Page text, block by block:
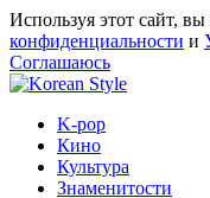
Используя этот сайт, вы
конфиденциальности и
Соглашаюсь
K-pop
Кино
Культура
Знаменитости